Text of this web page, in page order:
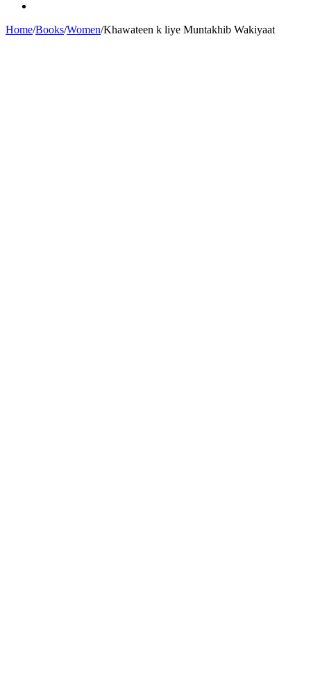
Home/Books/Women/Khawateen k liye Muntakhib Wakiyaat